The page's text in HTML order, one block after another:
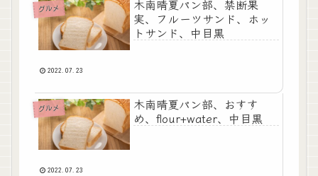
グルメ
木南晴夏パン部、禁断果
実、フルーツサンド、ホッ
トサンド、中目黒
2022.07.23
グルメ
木南晴夏パン部、おすす
め、flour+water、中目黒
2022.07.23